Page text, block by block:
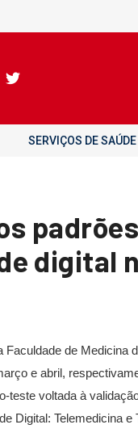
SERVIÇOS DE SAÚDE
digital
de Medicina
e abril,
teste voltada à
Digital: Telemedicina e